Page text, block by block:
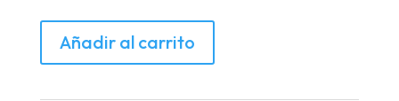
TAPA
LATERAL
Añadir al carrito